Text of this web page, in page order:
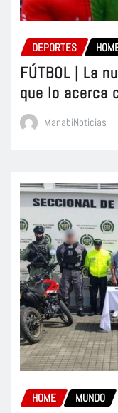
DEPORTES
FÚTBOL | La
que lo acerca
ManabiNoticias
HOME MUNDO